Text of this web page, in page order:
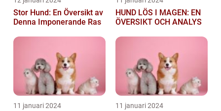
Stor Hund: En Översikt av
Denna Imponerande Ras
HUND LÖS I MAGEN: EN
ÖVERSIKT OCH ANALYS
11 januari 2024 11 januari 2024